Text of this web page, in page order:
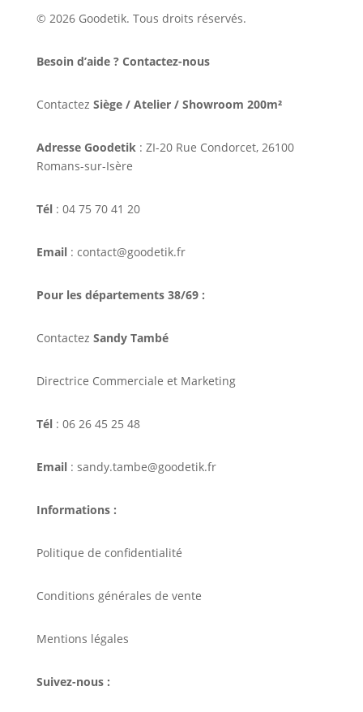
© 2026 Goodetik. Tous droits réservés.
Besoin d’aide ? Contactez-nous
Contactez Siège / Atelier / Showroom 200m²
Adresse Goodetik: ZI-20 Rue Condorcet, 26100
Romans-sur-Isère
Tél: 04 75 70 41 20
Email: contact@goodetik.fr
Pour les départements 38/69 :
Contactez Sandy També
Directrice Commerciale et Marketing
Tél: 06 26 45 25 48
Email: sandy.tambe@goodetik.fr
Informations :
Politique de confidentialité
Conditions générales de vente
Mentions légales
Suivez-nous :